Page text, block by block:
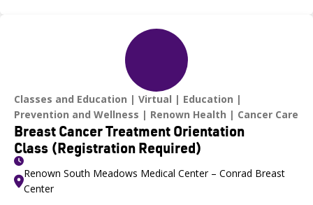
Classes and Education Virtual
Education
Prevention and Wellness
Renown Health Cancer Care
Breast Cancer Treatment Orientation
Class (Registration Required)
Renown South Meadows Medical Center – Conrad Breast
Center